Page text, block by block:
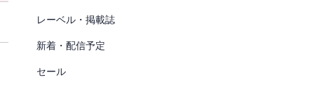
レーベル・掲載誌
新着・配信予定
セール